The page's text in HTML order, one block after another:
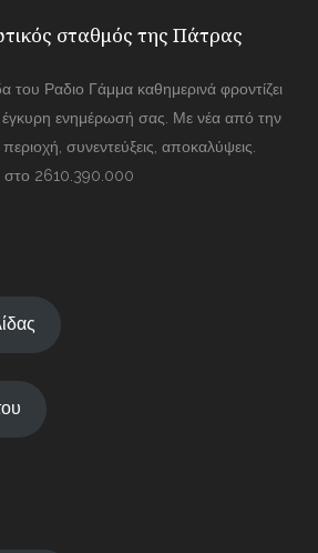
σταθμός της Πάτρας
του Ραδιο Γάμμα καθημερινά φροντίζει
έγκυρη ενημέρωσή σας. Με νέα από την
συνεντεύξεις, αποκαλύψεις.
στο 2610.390.000